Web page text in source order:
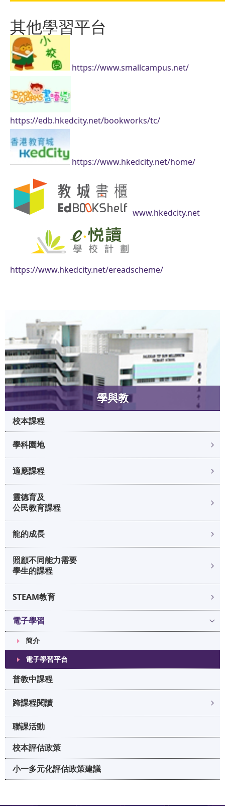
其他學習平台
https://www.smallcampus.net/
https://edb.hkedcity.net/bookworks/tc/
https://www.hkedcity.net/home/
www.hkedcity.net
https://www.hkedcity.net/ereadscheme/
學與教
校本課程
學科園地
適應課程
靈德育及
公民教育課程
龍的成長
照顧不同能力需要
學生的課程
STEAM教育
電子學習
簡介
電子學習平台
普教中課程
跨課程閱讀
聯課活動
校本評估政策
小一多元化評估政策建議